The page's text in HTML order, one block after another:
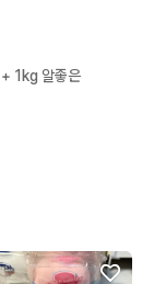
1kg 알좋은